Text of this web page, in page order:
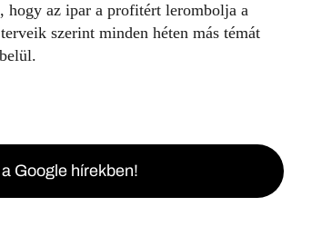
hogy az ipar a profitért lerombolja a
szerint minden héten más témát
Google hírekben!